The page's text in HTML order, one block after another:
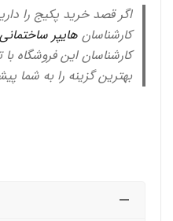
اگر قصد خرید پکیج را
کارشناسان هایپر
کارشناسان این فروشگاه
بهترین گزینه را به شما